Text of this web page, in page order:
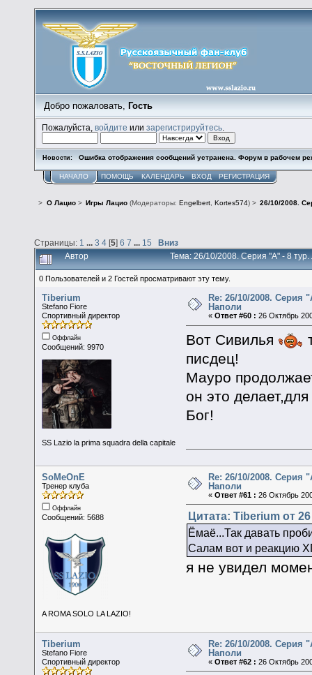
Добро пожаловать, Гость
Пожалуйста,войдите илизарегистрируйтесь
Новости: Ошибка отображения сообщений устранена. Форум в рабочем
НАЧАЛО ПОМОЩЬ КАЛЕНДАРЬ ВХОД РЕГИСТРАЦИЯ
> О Лацио> Игры Лацио(Модераторы: Engelbert, Kortes574) > 26/10/2008.
Страницы: 1 3 4 [5] 6 7 15 Вниз
Автор Тема: 26/10/2008. Серия "А" - 8
0 Пользователей и 2 Гостей просматривают эту тему.
Tiberium
Stefano Fiore
Спортивный директор
Оффлайн
Сообщений: 9970
SS Lazio la prima squadra della capitale
Re: 26/10/2008.
Наполи
«Ответ #60 : 26 Октябрь
Вот Сивилья
писдец!
Мауро
он это
Бог!
SoMeOnE
Тренер клуба
Оффлайн
Сообщений: 5688
A ROMA SOLO LA LAZIO!
Re: 26/10/2008. Серия
Наполи
«Ответ #61 : 26 Октябрь
Цитата: Tiberium от
Ёмаё...Так давать
Салам вот и реакцию
я не увидел
Tiberium
Stefano Fiore
Спортивный директор
Re: 26/10/2008. Серия
Наполи
«Ответ #62 : 26 Октябрь